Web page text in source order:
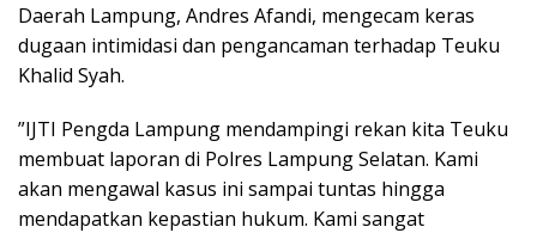
Daerah Lampung, Andres Afandi, mengecam keras
dugaan intimidasi dan pengancaman terhadap Teuku
Khalid Syah.
​”IJTI Pengda Lampung mendampingi rekan kita Teuku
membuat laporan di Polres Lampung Selatan. Kami
akan mengawal kasus ini sampai tuntas hingga
mendapatkan kepastian hukum. Kami sangat